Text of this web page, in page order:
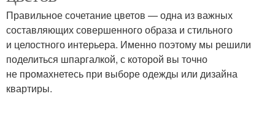
Правильное сочетание цветов — одна из важных
составляющих совершенного образа и стильного
и целостного интерьера. Именно поэтому мы решили
поделиться шпаргалкой, с которой вы точно
не промахнетесь при выборе одежды или дизайна
квартиры.